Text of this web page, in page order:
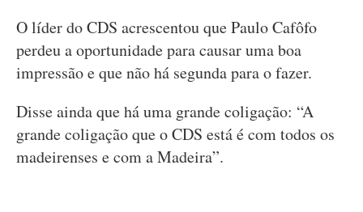
O líder do CDS acrescentou que Paulo Cafôfo
perdeu a oportunidade para causar uma boa
impressão e que não há segunda para o fazer.
Disse ainda que há uma grande coligação: “A
grande coligação que o CDS está é com todos os
madeirenses e com a Madeira”.